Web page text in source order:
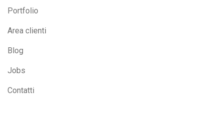
Portfolio
Area clienti
Blog
Jobs
Contatti